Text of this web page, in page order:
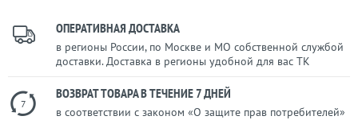
ОПЕРАТИВНАЯ ДОСТАВКА
в регионы России, по Москве и МО собственной службой
доставки. Доставка в регионы удобной для вас ТК
7
ВОЗВРАТ ТОВАРА В ТЕЧЕНИЕ 7 ДНЕЙ
в соответствии с законом «О защите прав потребителей»